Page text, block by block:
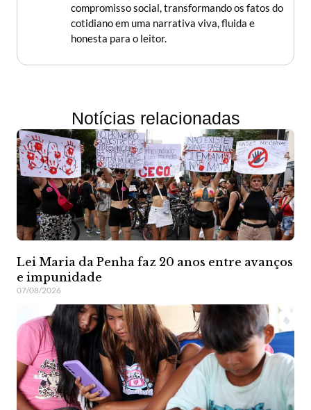
compromisso social, transformando os fatos do
cotidiano em uma narrativa viva, fluida e
honesta para o leitor.
Notícias relacionadas
Lei Maria da Penha faz 20 anos entre avanços
e impunidade
07/08/2026